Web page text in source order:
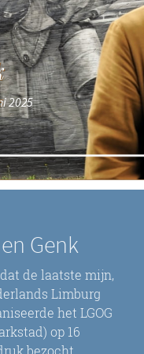
2025
Genk
de laatste mijn,
Limburg
het LGOG
op 16
bezocht